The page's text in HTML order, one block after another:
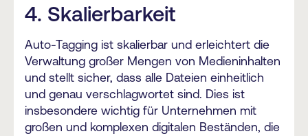
4. Skalierbarkeit
Auto-Tagging ist skalierbar und erleichtert die
Verwaltung großer Mengen von Medieninhalten
und stellt sicher, dass alle Dateien einheitlich
und genau verschlagwortet sind. Dies ist
insbesondere wichtig für Unternehmen mit
großen und komplexen digitalen Beständen, die